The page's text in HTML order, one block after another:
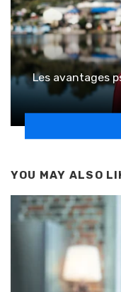
Les avantages
YOU MAY ALSO